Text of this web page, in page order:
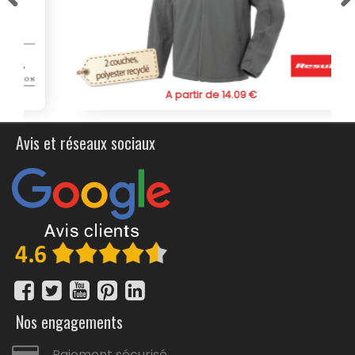
les matériaux utilisés sont exempts de substances
nocives pour votre santé.
De plus, cette veste offre des possibilités de
personnalisation, telles qu'un slogan promotionnel ou un
logo brodé en côté cœur ou au dos du vêtement. Pour
faciliter l'accès à la personnalisation, cette veste
personnalisation. Notre veste softshell doublée polaire
personnalisée est le choix idéal pour affronter les
éléments avec style et assurance tout en mettant en
valeur votre silhouette féminine.
Homme .
A partir de 14.09 €
Avis et réseaux sociaux
Nos engagements